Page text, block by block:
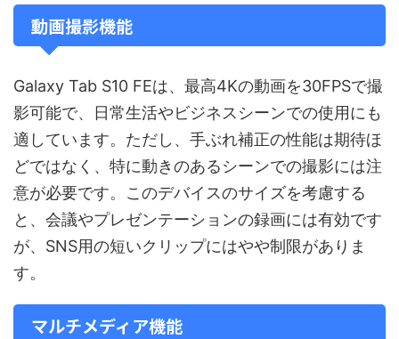
動画撮影機能
Galaxy Tab S10 FEは、最高4Kの動画を30FPSで撮
影可能で、日常生活やビジネスシーンでの使用にも
適しています。ただし、手ぶれ補正の性能は期待ほ
どではなく、特に動きのあるシーンでの撮影には注
意が必要です。このデバイスのサイズを考慮する
と、会議やプレゼンテーションの録画には有効です
が、SNS用の短いクリップにはやや制限がありま
す。
マルチメディア機能